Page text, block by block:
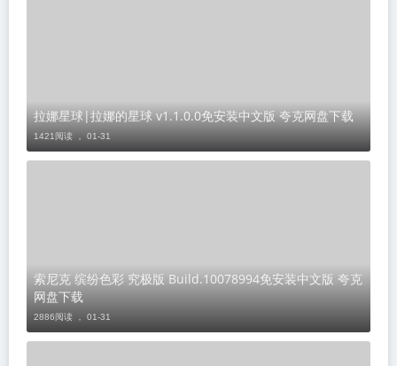
​拉娜星球|拉娜的星球 v1.1.0.0免安装中文版 夸克网盘下载
1421阅读 ， 01-31
索尼克 缤纷色彩 究极版 Build.10078994免安装中文版 夸克
网盘下载
2886阅读 ， 01-31